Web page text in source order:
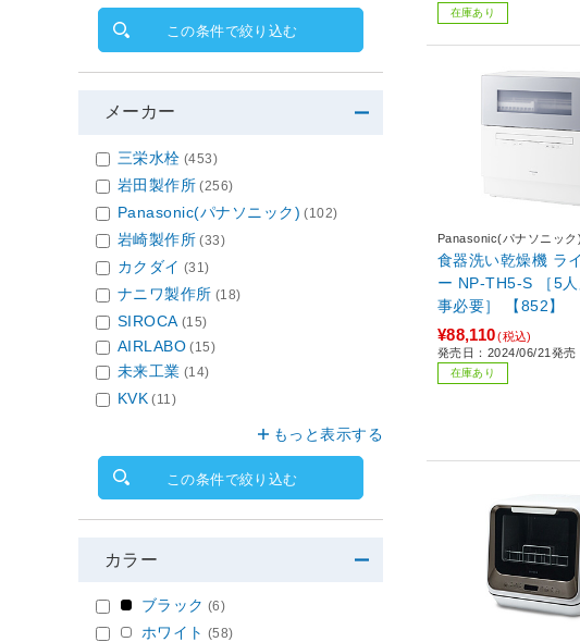
在庫あり
Panasonic(パナソニック)
食器洗い乾燥機 ライトシルバ
ー NP-TH5-S ［5
事必要］ 【852】
¥88,110(税込)
発売日：2024/06/21発売
在庫あり
この条件で絞り込む
メーカー
三栄水栓 (453)
岩田製作所 (256)
Panasonic(パナソニック) (102)
岩崎製作所 (33)
カクダイ (31)
ナニワ製作所 (18)
SIROCA (15)
AIRLABO (15)
未来工業 (14)
KVK (11)
もっと表示する
この条件で絞り込む
カラー
ブラック (6)
ホワイト (58)